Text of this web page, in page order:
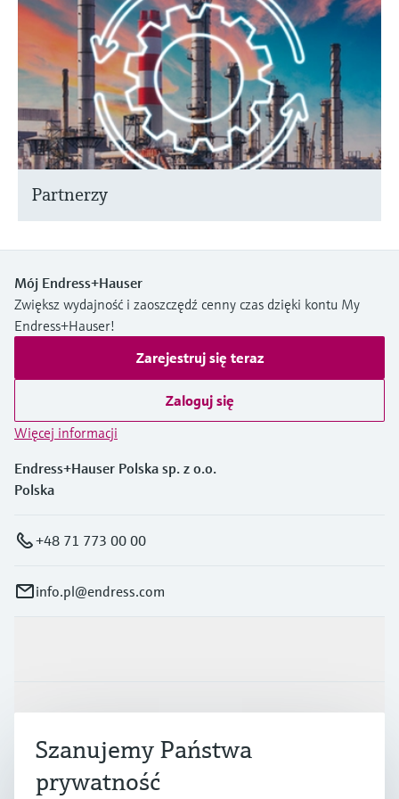
Partnerzy
Mój Endress+Hauser
Zwiększ wydajność i zaoszczędź cenny czas dzięki kontu My
Endress+Hauser!
Zarejestruj się teraz
Zaloguj się
Więcej informacji
Endress+Hauser Polska sp. z o.o.
Polska
+48 71 773 00 00
info.pl@endress.com
Przemysł
Wsparcie
Szanujemy Państwa
prywatność